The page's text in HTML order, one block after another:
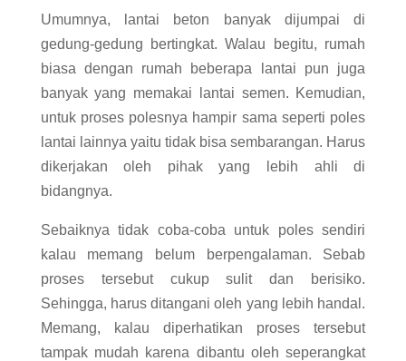
Umumnya, lantai beton banyak dijumpai di
gedung-gedung bertingkat. Walau begitu, rumah
biasa dengan rumah beberapa lantai pun juga
banyak yang memakai lantai semen. Kemudian,
untuk proses polesnya hampir sama seperti poles
lantai lainnya yaitu tidak bisa sembarangan. Harus
dikerjakan oleh pihak yang lebih ahli di
bidangnya.
Sebaiknya tidak coba-coba untuk poles sendiri
kalau memang belum berpengalaman. Sebab
proses tersebut cukup sulit dan berisiko.
Sehingga, harus ditangani oleh yang lebih handal.
Memang, kalau diperhatikan proses tersebut
tampak mudah karena dibantu oleh seperangkat